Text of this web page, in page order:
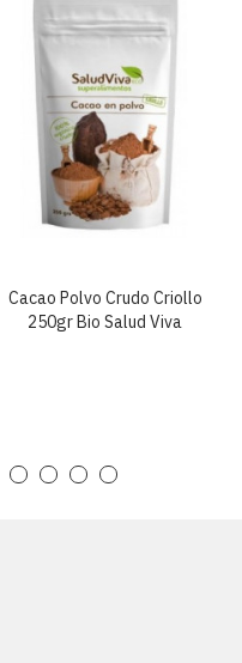
Cacao Polvo Crudo Criollo
250gr Bio Salud Viva